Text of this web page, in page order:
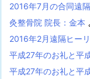
2016年7月の合同遠
灸整骨院 院長：金本
2016年2月遠隔ヒー
平成27年のお礼と平
平成27年のお礼と平